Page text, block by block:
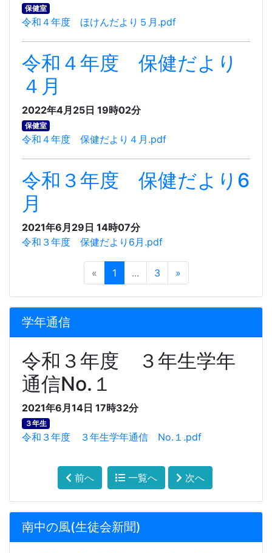
保健室
令和４年度 ほけんだより５月.pdf
令和４年度 保健だより
４月
2022年4月25日 19時02分
保健室
令和４年度 保健だより４月.pdf
令和３年度 保健だより6
月
2021年6月29日 14時07分
令和３年度 保健だより6月.pdf
« 1 ... 3 »
学年通信
令和３年度 ３年生学年
通信No.１
2021年6月14日 17時32分
３年生
令和３年度 ３年生学年通信 No.１.pdf
前へ 一覧へ 次へ
南中の風(生徒会新聞)